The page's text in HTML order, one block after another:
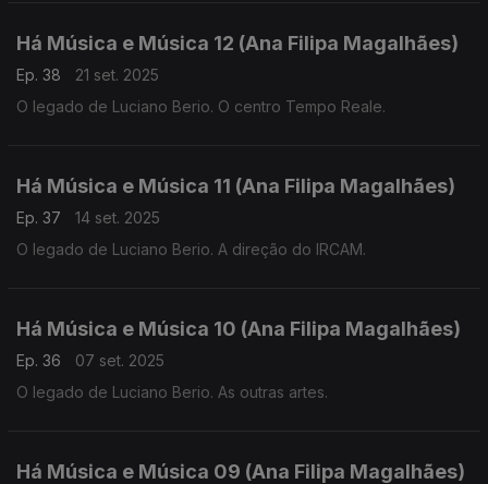
Há Música e Música 12 (Ana Filipa Magalhães)
Ep. 38
21 set. 2025
O legado de Luciano Berio. O centro Tempo Reale.
Há Música e Música 11 (Ana Filipa Magalhães)
Ep. 37
14 set. 2025
O legado de Luciano Berio. A direção do IRCAM.
Há Música e Música 10 (Ana Filipa Magalhães)
Ep. 36
07 set. 2025
O legado de Luciano Berio. As outras artes.
Há Música e Música 09 (Ana Filipa Magalhães)